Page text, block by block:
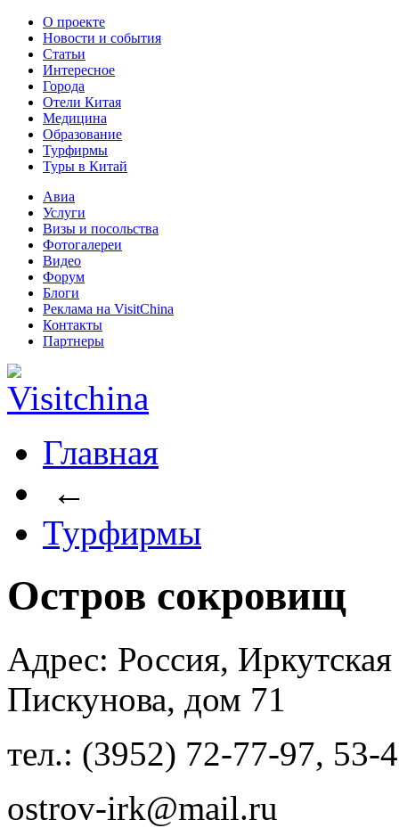
О проекте
Новости и события
Статьи
Интересное
Города
Отели Китая
Медицина
Образование
Турфирмы
Туры в Китай
Авиа
Услуги
Визы и посольства
Фотогалереи
Видео
Форум
Блоги
Реклама на VisitChina
Контакты
Партнеры
Главная
←
Турфирмы
Остров сокровищ
Адрес: Россия,
Пискунова, дом 71
тел.: (3952) 72-77-97, 53-
ostrov-irk@mail.ru